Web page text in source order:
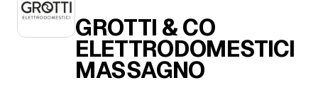
GROTTI & CO
ELETTRODOMESTICI
MASSAGNO